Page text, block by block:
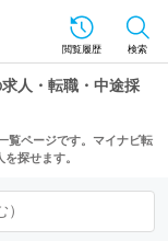
閲覧履歴 検索
人・転職・中途採
覧ページです。マイナビ転
探せます。